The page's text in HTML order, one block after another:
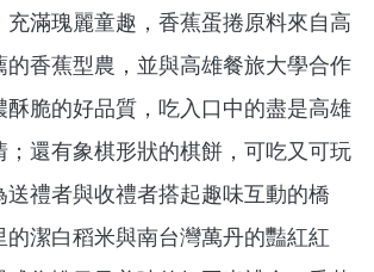
充滿瑰麗童趣，香蕉蛋捲原料來自高
的香蕉型農，並與高雄餐旅大學合作
酥脆的好品質，吃入口中的盡是高雄
；還有象棋形狀的棋餅，可吃又可玩
送禮者與收禮者搭起趣味互動的橋
的潔白稻米與南台灣萬丹的豔紅紅